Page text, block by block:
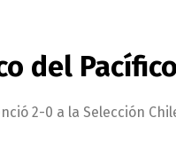
del Pacífico
2-0 a la Selección